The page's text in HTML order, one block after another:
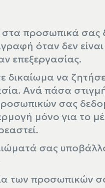
προσωπικά σας
όταν δεν
επεξεργασίας.
δικαίωμα να
Ανά πάσα
σας
μόνο για το
σας
των